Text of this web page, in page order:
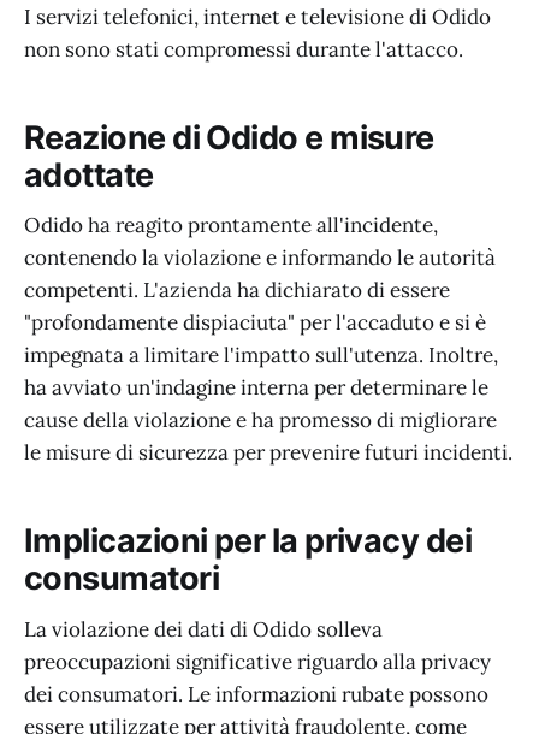
I servizi telefonici, internet e televisione di Odido
non sono stati compromessi durante l'attacco.
Reazione di Odido e misure
adottate
Odido ha reagito prontamente all'incidente,
contenendo la violazione e informando le autorità
competenti. L'azienda ha dichiarato di essere
"profondamente dispiaciuta" per l'accaduto e si è
impegnata a limitare l'impatto sull'utenza. Inoltre,
ha avviato un'indagine interna per determinare le
cause della violazione e ha promesso di migliorare
le misure di sicurezza per prevenire futuri incidenti.
Implicazioni per la privacy dei
consumatori
La violazione dei dati di Odido solleva
preoccupazioni significative riguardo alla privacy
dei consumatori. Le informazioni rubate possono
essere utilizzate per attività fraudolente, come